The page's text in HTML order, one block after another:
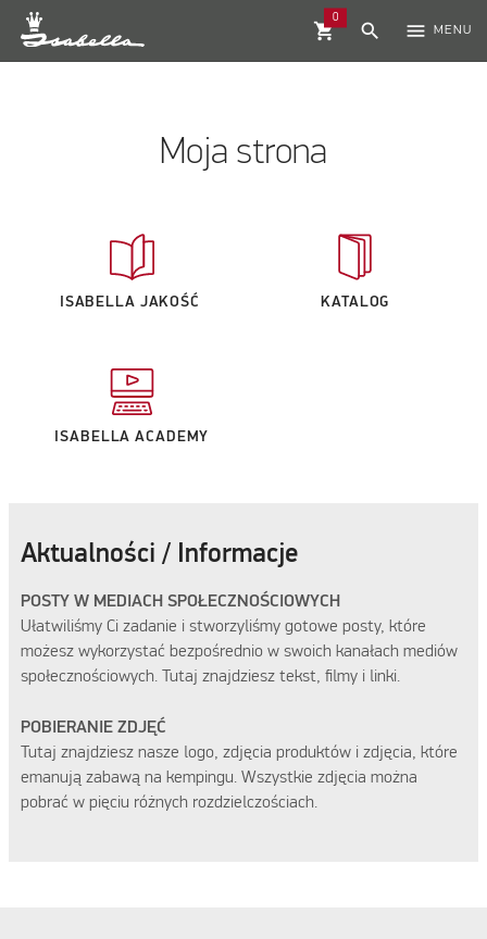
shopping_cart
0
search menu MENU
Moja strona
ISABELLA JAKOŚĆ KATALOG
ISABELLA ACADEMY
Aktualności / Informacje
POSTY W MEDIACH SPOŁECZNOŚCIOWYCH
Ułatwiliśmy Ci zadanie i stworzyliśmy gotowe posty, które
możesz wykorzystać bezpośrednio w swoich kanałach mediów
społecznościowych. Tutaj znajdziesz tekst, filmy i linki.
POBIERANIE ZDJĘĆ
Tutaj znajdziesz nasze logo, zdjęcia produktów i zdjęcia, które
emanują zabawą na kempingu. Wszystkie zdjęcia można
pobrać w pięciu różnych rozdzielczościach.